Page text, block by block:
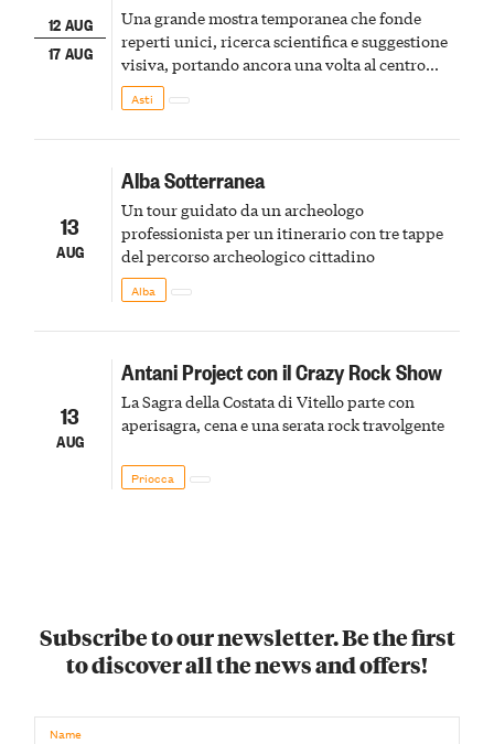
12 AUG
17 AUG
Una grande mostra temporanea che fonde
reperti unici, ricerca scientifica e suggestione
visiva, portando ancora una volta al centro
della scena le meraviglie del passato astigiano
Asti
13
AUG
Alba Sotterranea
Un tour guidato da un archeologo
professionista per un itinerario con tre tappe
del percorso archeologico cittadino
Alba
13
AUG
Antani Project con il Crazy Rock Show
La Sagra della Costata di Vitello parte con
aperisagra, cena e una serata rock travolgente
Priocca
Subscribe to our newsletter. Be the first
to discover all the news and offers!
Name